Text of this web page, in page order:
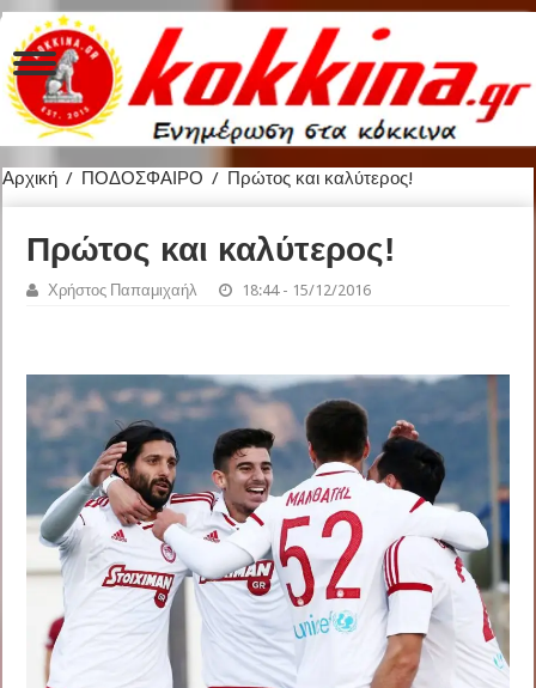
Αρχική / ΠΟΔΟΣΦΑΙΡΟ / Πρώτος και καλύτερος!
Πρώτος και καλύτερος!
Χρήστος Παπαμιχαήλ 18:44 - 15/12/2016